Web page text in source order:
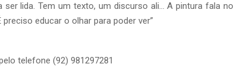
lida. Tem um texto, um discurso ali… A pintura fala no
educar o olhar para poder ver”
telefone (92) 981297281